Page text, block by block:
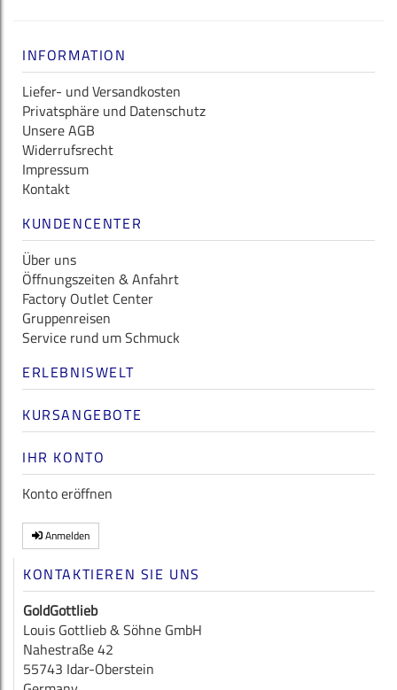
INFORMATION
Liefer- und Versandkosten
Privatsphäre und Datenschutz
Unsere AGB
Widerrufsrecht
Impressum
Kontakt
KUNDENCENTER
Über uns
Öffnungszeiten & Anfahrt
Factory Outlet Center
Gruppenreisen
Service rund um Schmuck
ERLEBNISWELT
KURSANGEBOTE
IHR KONTO
Konto eröffnen
Anmelden
KONTAKTIEREN SIE UNS
GoldGottlieb
Louis Gottlieb & Söhne GmbH
Nahestraße 42
55743 Idar-Oberstein